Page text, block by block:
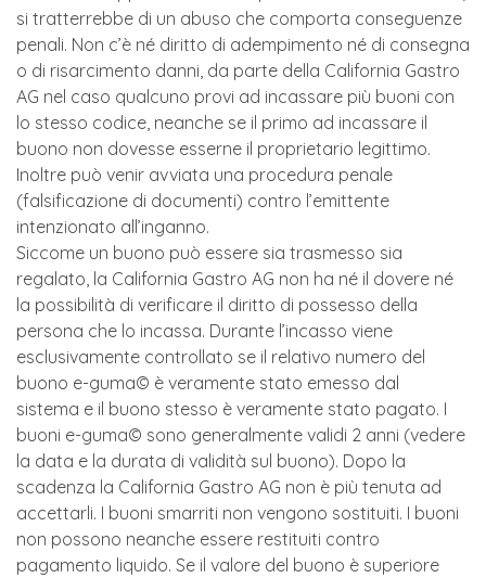
si tratterrebbe di un abuso che comporta conseguenze
penali. Non c’è né diritto di adempimento né di consegna
o di risarcimento danni, da parte della California Gastro
AG nel caso qualcuno provi ad incassare più buoni con
lo stesso codice, neanche se il primo ad incassare il
buono non dovesse esserne il proprietario legittimo.
Inoltre può venir avviata una procedura penale
(falsificazione di documenti) contro l’emittente
intenzionato all’inganno.
Siccome un buono può essere sia trasmesso sia
regalato, la California Gastro AG non ha né il dovere né
la possibilità di verificare il diritto di possesso della
persona che lo incassa. Durante l’incasso viene
esclusivamente controllato se il relativo numero del
buono e-guma© è veramente stato emesso dal
sistema e il buono stesso è veramente stato pagato. I
buoni e-guma© sono generalmente validi 2 anni (vedere
la data e la durata di validità sul buono). Dopo la
scadenza la California Gastro AG non è più tenuta ad
accettarli. I buoni smarriti non vengono sostituiti. I buoni
non possono neanche essere restituiti contro
pagamento liquido. Se il valore del buono è superiore